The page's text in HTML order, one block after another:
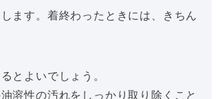
ます。着終わったときには、きちん
とよいでしょう。
溶性の汚れをしっかり取り除くこと